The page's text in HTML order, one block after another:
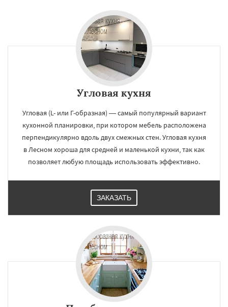
Угловая кухня
Угловая (L- или Г-образная) — самый популярный вариант
кухонной планировки, при котором мебель расположена
перпендикулярно вдоль двух смежных стен. Угловая кухня
в Лесном хороша для средней и маленькой кухни, так как
позволяет любую площадь использовать эффективно.
ЗАКАЗАТЬ